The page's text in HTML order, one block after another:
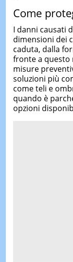
Come
I danni causati
dimensioni dei
caduta, dalla
fronte a questo
misure
soluzioni più
come teli e
quando è
opzioni